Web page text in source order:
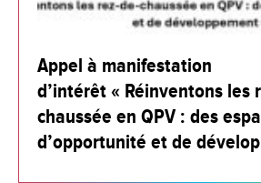
Appel à manifestation
d’intérêt « Réinventons les
chaussée en QPV : des
d’opportunité et de